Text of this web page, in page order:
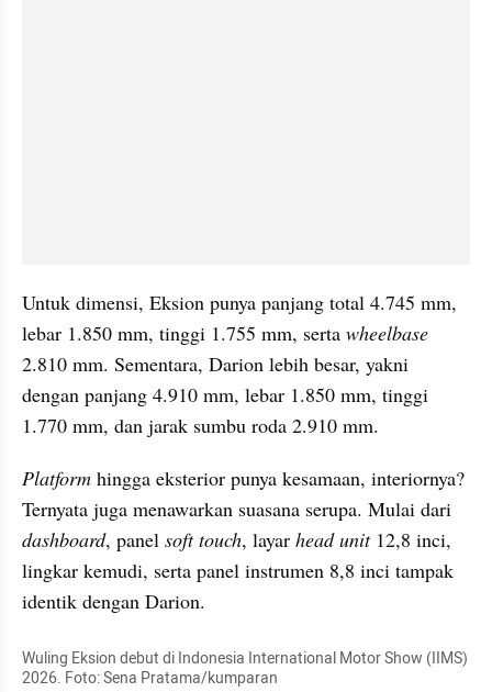
Untuk dimensi, Eksion punya panjang total 4.745 mm,
lebar 1.850 mm, tinggi 1.755 mm, serta wheelbase
2.810 mm. Sementara, Darion lebih besar, yakni
dengan panjang 4.910 mm, lebar 1.850 mm, tinggi
1.770 mm, dan jarak sumbu roda 2.910 mm.
Platform hingga eksterior punya kesamaan, interiornya?
dashboard, panel soft touch, layar head unit 12,8 inci,
lingkar kemudi, serta panel instrumen 8,8 inci tampak
identik dengan Darion.
Wuling Eksion debut di Indonesia International Motor Show (IIMS)
2026. Foto: Sena Pratama/kumparan